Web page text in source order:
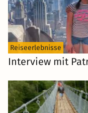
Reiseerlebnisse
Interview mit